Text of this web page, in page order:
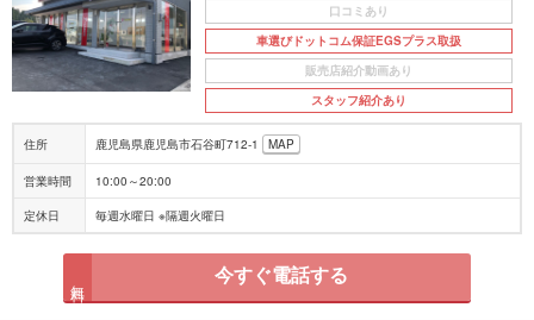
口コミあり
車選びドットコム保証EGSプラス取扱
販売店紹介動画あり
スタッフ紹介あり
住所 鹿児島県鹿児島市石谷町712-1 MAP
営業時間 10:00～20:00
定休日 毎週水曜日 ※隔週火曜日
今すぐ電話する